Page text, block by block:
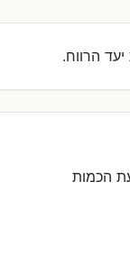
הרווח.
הכמות